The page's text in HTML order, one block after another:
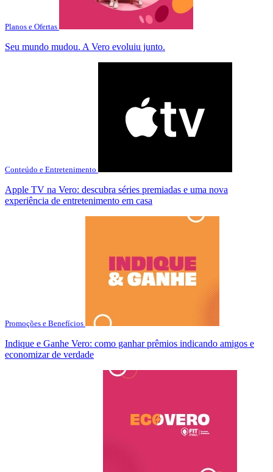
Planos e Ofertas
Seu mundo mudou. A Vero evoluiu junto.
Conteúdo e Entretenimento
Apple TV na Vero: descubra séries premiadas e uma nova
experiência de entretenimento em casa
Promoções e Benefícios
Indique e Ganhe Vero: como ganhar prêmios indicando amigos e
economizar de verdade